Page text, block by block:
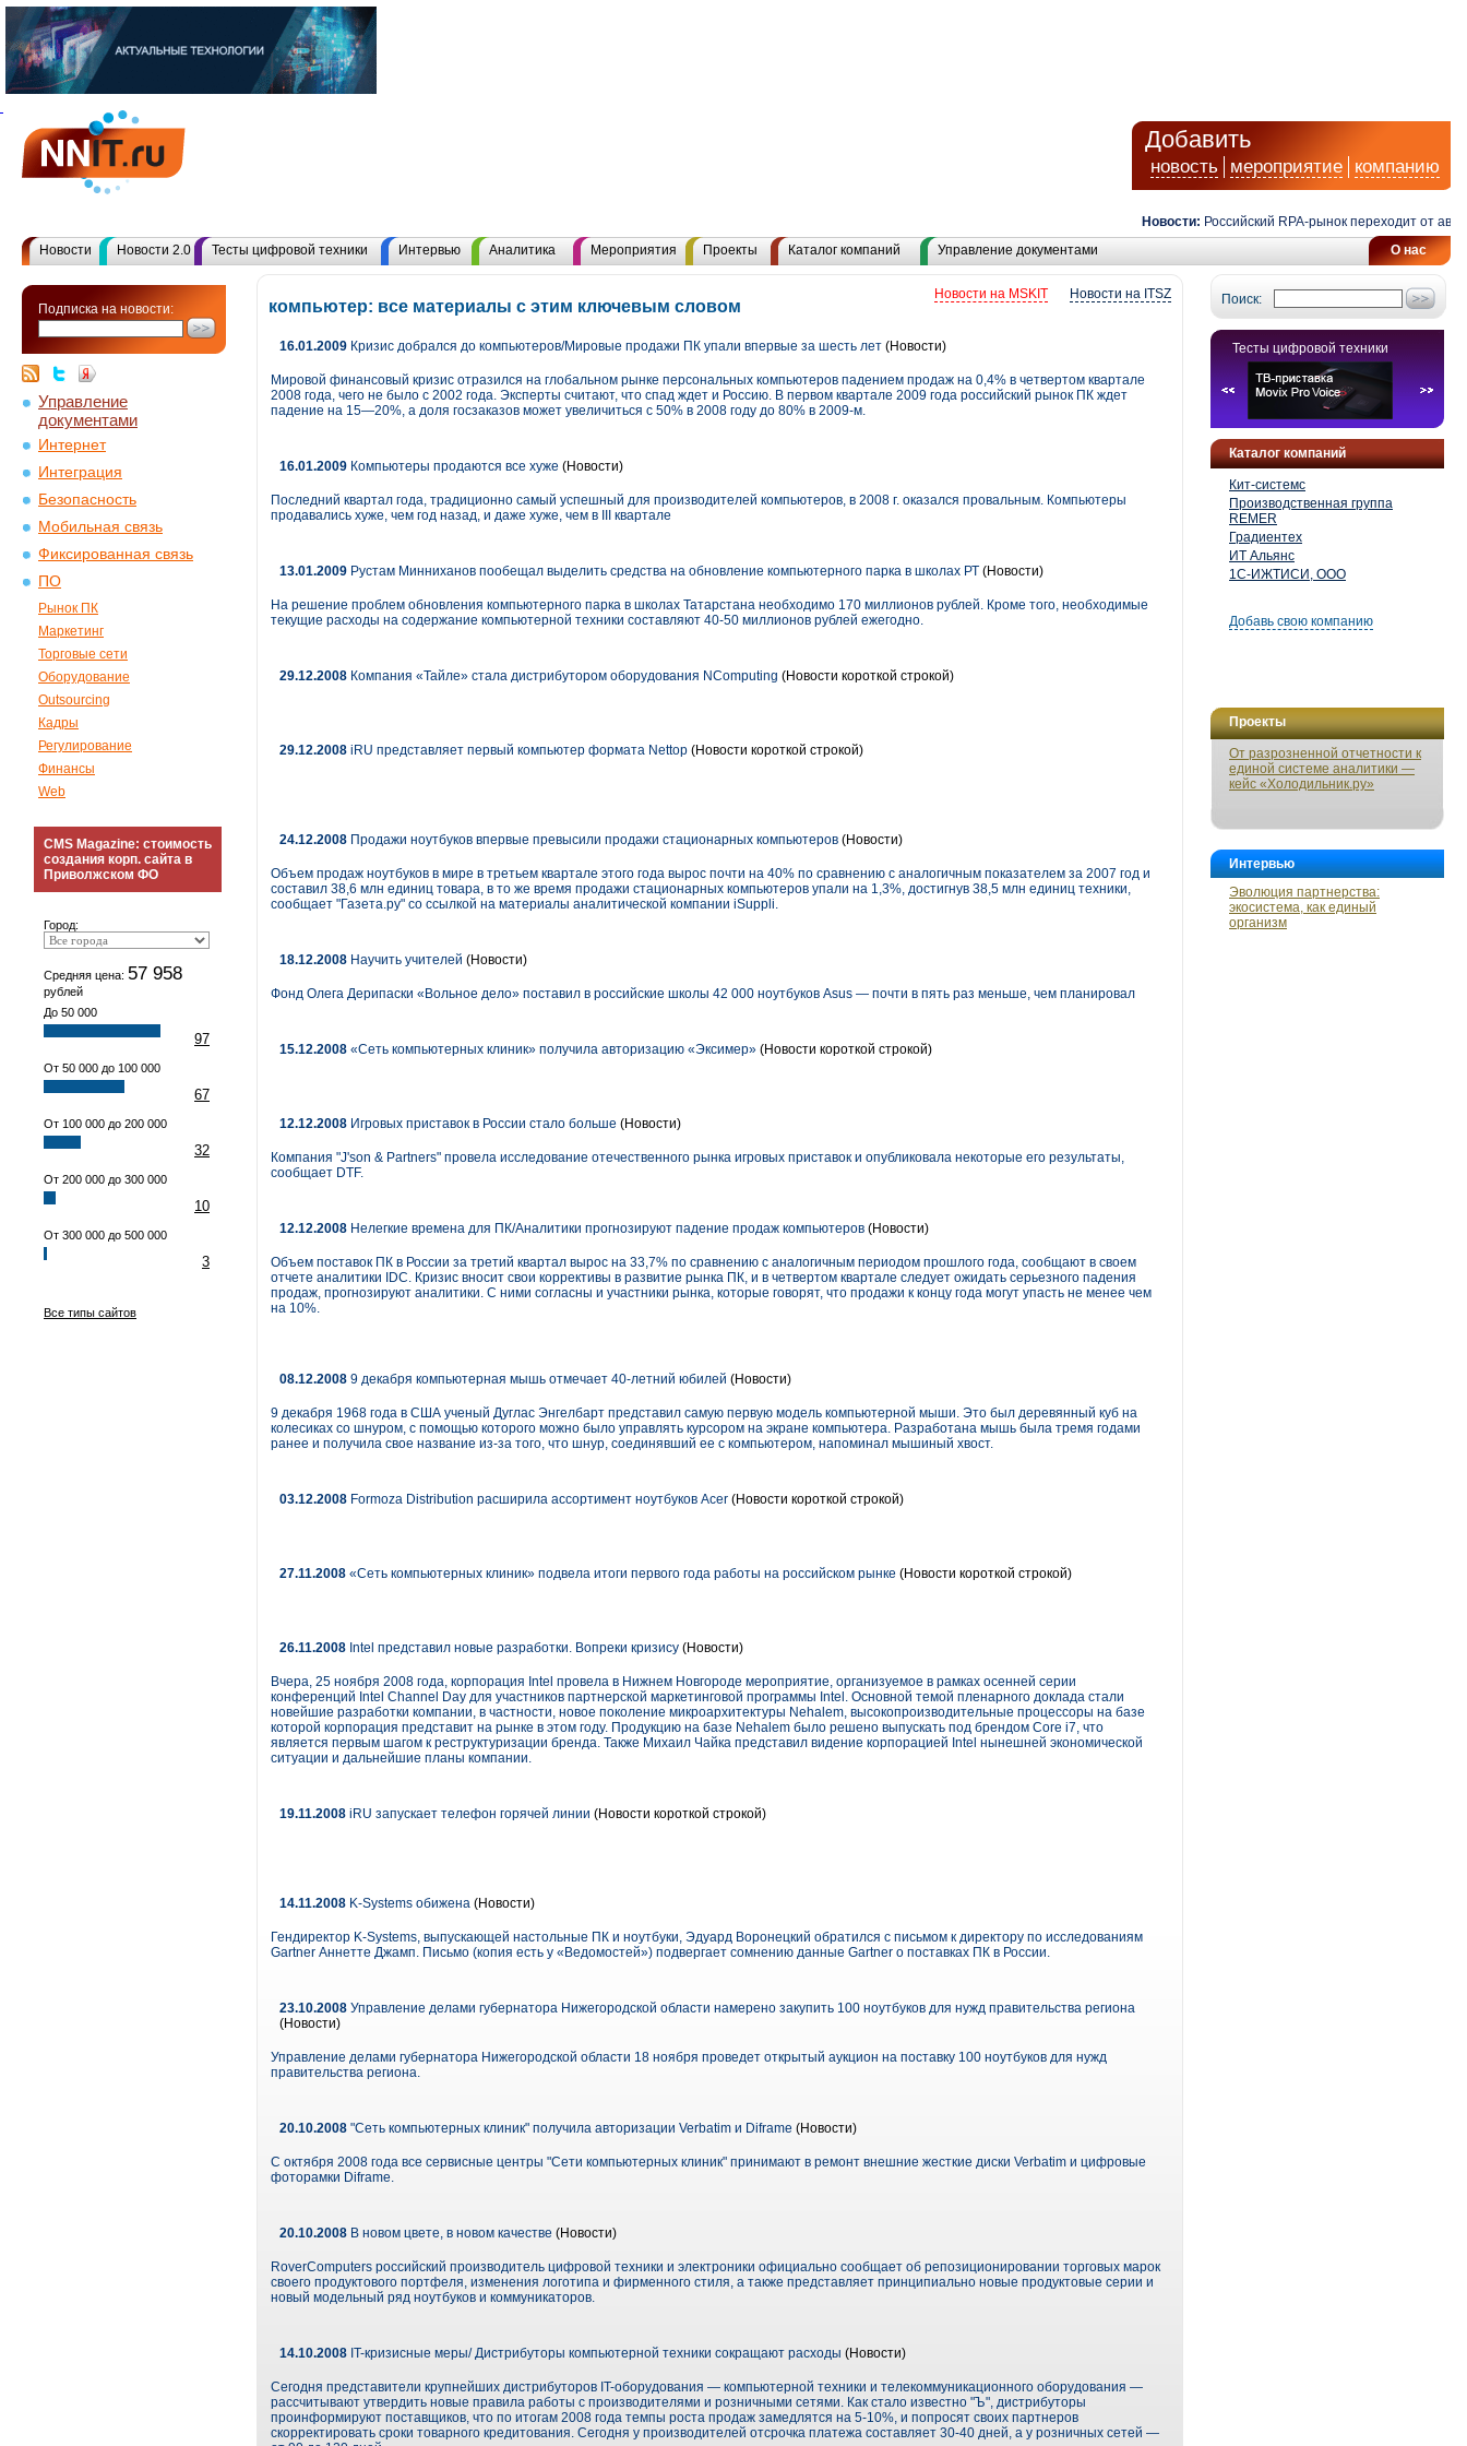
Добавить
новость мероприятие компанию
Новости: Российский RPA-рынок переходит от
О нас
Новости Новости 2.0 Тесты цифровой техники Интервью Аналитика Мероприятия Проекты Каталог компаний Управление документами
Подписка на новости:
Управление
документами
Интернет
Интеграция
Безопасность
Мобильная связь
Фиксированная связь
ПО
Рынок ПК
Маркетинг
Торговые сети
Оборудование
Outsourcing
Кадры
Регулирование
Финансы
Web
CMS Magazine: стоимость
создания корп. сайта в
Приволжском ФО
Город:
Средняя цена: 57 958
рублей
До 50 000
97
От 50 000 до 100 000
67
От 100 000 до 200 000
32
От 200 000 до 300 000
10
От 300 000 до 500 000
3
Все типы сайтов
Поиск:
Тесты цифровой техники
Каталог компаний
Кит-системс
Производственная группа
REMER
Градиентех
ИТ Альянс
1С-ИЖТИСИ, ООО
Добавь свою компанию
Проекты
От разрозненной отчетности к
единой системе аналитики —
кейс «Холодильник.ру»
Интервью
Эволюция партнерства:
экосистема, как единый
организм
Новости на ITSZ
Новости на MSKIT
компьютер: все материалы с этим ключевым словом
16.01.2009 Кризис добрался до компьютеров/Мировые продажи ПК упали впервые за шесть лет (Новости)
Мировой финансовый кризис отразился на глобальном рынке персональных компьютеров падением продаж на 0,4% в четвертом квартале
2008 года, чего не было с 2002 года. Эксперты считают, что спад ждет и Россию. В первом квартале 2009 года российский рынок ПК ждет
падение на 15—20%, а доля госзаказов может увеличиться с 50% в 2008 году до 80% в 2009-м.
16.01.2009 Компьютеры продаются все хуже (Новости)
Последний квартал года, традиционно самый успешный для производителей компьютеров, в 2008 г. оказался провальным. Компьютеры
продавались хуже, чем год назад, и даже хуже, чем в III квартале
13.01.2009 Рустам Минниханов пообещал выделить средства на обновление компьютерного парка в школах РТ (Новости)
На решение проблем обновления компьютерного парка в школах Татарстана необходимо 170 миллионов рублей. Кроме того, необходимые
текущие расходы на содержание компьютерной техники составляют 40-50 миллионов рублей ежегодно.
29.12.2008 Компания «Тайле» стала дистрибутором оборудования NComputing (Новости короткой строкой)
29.12.2008 iRU представляет первый компьютер формата Nettop (Новости короткой строкой)
24.12.2008 Продажи ноутбуков впервые превысили продажи стационарных компьютеров (Новости)
Объем продаж ноутбуков в мире в третьем квартале этого года вырос почти на 40% по сравнению с аналогичным показателем за 2007 год и
составил 38,6 млн единиц товара, в то же время продажи стационарных компьютеров упали на 1,3%, достигнув 38,5 млн единиц техники,
сообщает "Газета.ру" со ссылкой на материалы аналитической компании iSuppli.
18.12.2008 Научить учителей (Новости)
Фонд Олега Дерипаски «Вольное дело» поставил в российские школы 42 000 ноутбуков Asus — почти в пять раз меньше, чем планировал
15.12.2008 «Сеть компьютерных клиник» получила авторизацию «Эксимер» (Новости короткой строкой)
12.12.2008 Игровых приставок в России стало больше (Новости)
Компания "J'son & Partners" провела исследование отечественного рынка игровых приставок и опубликовала некоторые его результаты,
сообщает DTF.
12.12.2008 Нелегкие времена для ПК/Аналитики прогнозируют падение продаж компьютеров (Новости)
Объем поставок ПК в России за третий квартал вырос на 33,7% по сравнению с аналогичным периодом прошлого года, сообщают в своем
отчете аналитики IDС. Кризис вносит свои коррективы в развитие рынка ПК, и в четвертом квартале следует ожидать серьезного падения
продаж, прогнозируют аналитики. С ними согласны и участники рынка, которые говорят, что продажи к концу года могут упасть не менее чем
на 10%.
08.12.2008 9 декабря компьютерная мышь отмечает 40-летний юбилей (Новости)
9 декабря 1968 года в США ученый Дуглас Энгелбарт представил самую первую модель компьютерной мыши. Это был деревянный куб на
колесиках со шнуром, с помощью которого можно было управлять курсором на экране компьютера. Разработана мышь была тремя годами
ранее и получила свое название из-за того, что шнур, соединявший ее с компьютером, напоминал мышиный хвост.
03.12.2008 Formoza Distribution расширила ассортимент ноутбуков Acer (Новости короткой строкой)
27.11.2008 «Сеть компьютерных клиник» подвела итоги первого года работы на российском рынке (Новости короткой строкой)
26.11.2008 Intel представил новые разработки. Вопреки кризису (Новости)
Вчера, 25 ноября 2008 года, корпорация Intel провела в Нижнем Новгороде мероприятие, организуемое в рамках осенней серии
конференций Intel Channel Day для участников партнерской маркетинговой программы Intel. Основной темой пленарного доклада стали
новейшие разработки компании, в частности, новое поколение микроархитектуры Nehalem, высокопроизводительные процессоры на базе
которой корпорация представит на рынке в этом году. Продукцию на базе Nehalem было решено выпускать под брендом Core i7, что
является первым шагом к реструктуризации бренда. Также Михаил Чайка представил видение корпорацией Intel нынешней экономической
ситуации и дальнейшие планы компании.
19.11.2008 iRU запускает телефон горячей линии (Новости короткой строкой)
14.11.2008 K-Systems обижена (Новости)
Гендиректор K-Systems, выпускающей настольные ПК и ноутбуки, Эдуард Воронецкий обратился с письмом к директору по исследованиям
Gartner Аннетте Джамп. Письмо (копия есть у «Ведомостей») подвергает сомнению данные Gartner о поставках ПК в России.
23.10.2008 Управление делами губернатора Нижегородской области намерено закупить 100 ноутбуков для нужд правительства региона
(Новости)
Управление делами губернатора Нижегородской области 18 ноября проведет открытый аукцион на поставку 100 ноутбуков для нужд
правительства региона.
20.10.2008 "Сеть компьютерных клиник" получила авторизации Verbatim и Diframe (Новости)
С октября 2008 года все сервисные центры "Сети компьютерных клиник" принимают в ремонт внешние жесткие диски Verbatim и цифровые
фоторамки Diframe.
20.10.2008 В новом цвете, в новом качестве (Новости)
RoverComputers российский производитель цифровой техники и электроники официально сообщает об репозиционировании торговых марок
своего продуктового портфеля, изменения логотипа и фирменного стиля, а также представляет принципиально новые продуктовые серии и
новый модельный ряд ноутбуков и коммуникаторов.
14.10.2008 IT-кризисные меры/ Дистрибуторы компьютерной техники сокращают расходы (Новости)
Сегодня представители крупнейших дистрибуторов IT-оборудования — компьютерной техники и телекоммуникационного оборудования —
рассчитывают утвердить новые правила работы с производителями и розничными сетями. Как стало известно "Ъ", дистрибуторы
проинформируют поставщиков, что по итогам 2008 года темпы роста продаж замедлятся на 5-10%, и попросят своих партнеров
скорректировать сроки товарного кредитования. Сегодня у производителей отсрочка платежа составляет 30-40 дней, а у розничных сетей —